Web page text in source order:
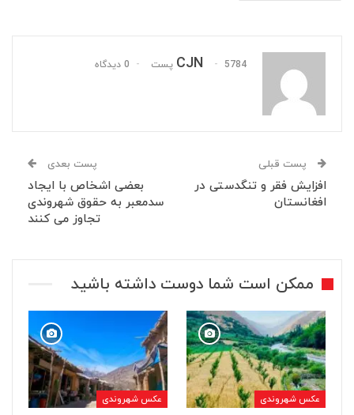
CJN 5784 پست 0 دیدگاه
پست قبلی
افزایش فقر و تنگدستی در
افغانستان
پست بعدی
بعضی اشخاص با ایجاد
سدمعبر به حقوق شهروندی
تجاوز می کنند
ممکن است شما دوست داشته باشید
عکس شهروندی عکس شهروندی